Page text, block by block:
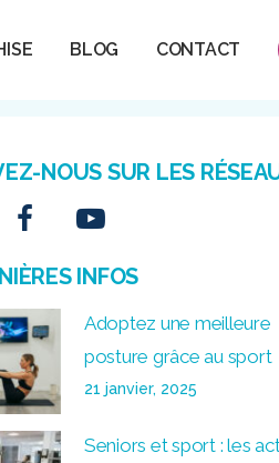
BLOG CONTACT
NOUS SUR LES
INFOS
Adoptez une meilleure
posture grâce au sport
21 janvier, 2025
Seniors et sport : les